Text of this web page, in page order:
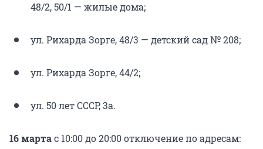
48/2, 50/1 — жилые дома;
ул. Рихарда Зорге, 48/3 — детский сад № 208;
ул. Рихарда Зорге, 44/2;
ул. 50 лет СССР, 3а.
16 мартас 10:00 до 20:00 отключение по адресам: